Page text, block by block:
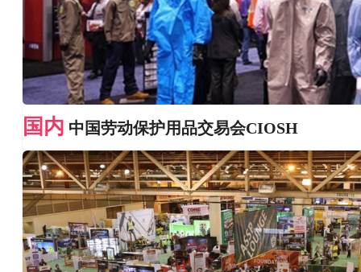
国内 中国劳动保护用品交易会CIOSH